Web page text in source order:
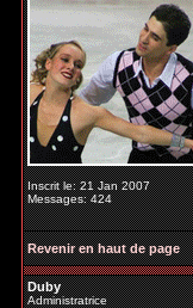
Inscrit le: 21 Jan 2007
Messages: 424
Revenir en haut de page
Duby
Administratrice